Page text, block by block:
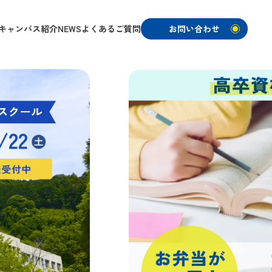
ャンパス紹介NEWSよくあるご質問 お問い合わせ